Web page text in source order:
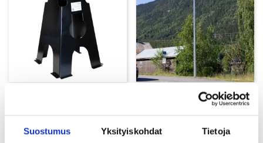
Suostumus Yksityiskohdat Tietoja
(5)